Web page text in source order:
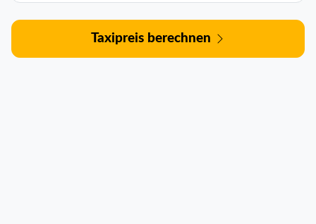
Taxipreis berechnen